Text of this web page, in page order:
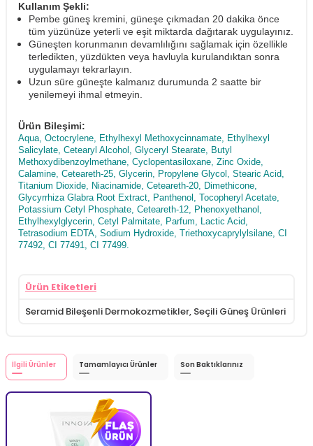
Kullanım Şekli:
Pembe güneş kremini, güneşe çıkmadan 20 dakika önce
tüm yüzünüze yeterli ve eşit miktarda dağıtarak uygulayınız.
Güneşten korunmanın devamlılığını sağlamak için özellikle
terledikten, yüzdükten veya havluyla kurulandıktan sonra
uygulamayı tekrarlayın.
Uzun süre güneşte kalmanız durumunda 2 saatte bir
yenilemeyi ihmal etmeyin.
Ürün Bileşimi:
Aqua, Octocrylene, Ethylhexyl Methoxycinnamate, Ethylhexyl
Salicylate, Cetearyl Alcohol, Glyceryl Stearate, Butyl
Methoxydibenzoylmethane, Cyclopentasiloxane, Zinc Oxide,
Calamine, Ceteareth-25, Glycerin, Propylene Glycol, Stearic Acid,
Titanium Dioxide, Niacinamide, Ceteareth-20, Dimethicone,
Glycyrrhiza Glabra Root Extract, Panthenol, Tocopheryl Acetate,
Potassium Cetyl Phosphate, Ceteareth-12, Phenoxyethanol,
Ethylhexylglycerin, Cetyl Palmitate, Parfum, Lactic Acid,
Tetrasodium EDTA, Sodium Hydroxide, Triethoxycaprylylsilane, CI
77492, CI 77491, CI 77499.
Ürün Etiketleri
Seramid Bileşenli Dermokozmetikler, Seçili Güneş Ürünleri
İlgili Ürünler Tamamlayıcı Ürünler Son Baktıklarınız